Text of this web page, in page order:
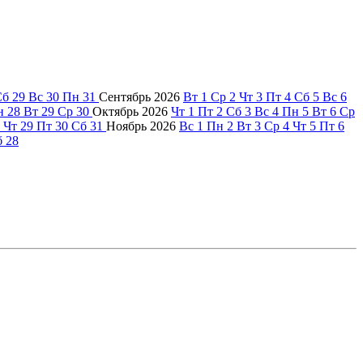
29 Вс 30 Пн 31 Сентябрь 2026 Вт 1 Ср 2 Чт 3 Пт 4 Сб 5 Вс 6
28 Вт 29 Ср 30 Октябрь 2026 Чт 1 Пт 2 Сб 3 Вс 4 Пн 5 Вт 6 Ср
Чт 29 Пт 30 Сб 31 Ноябрь 2026 Вс 1 Пн 2 Вт 3 Ср 4 Чт 5 Пт 6
28